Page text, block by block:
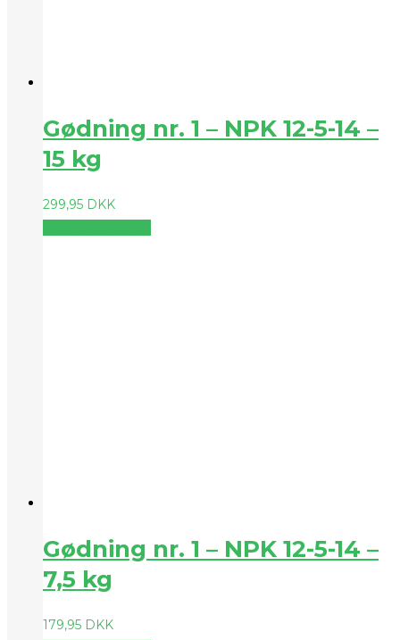
Gødning nr. 1 – NPK 12-5-14 –
15 kg
299,95 DKK
Gødning nr. 1 – NPK 12-5-14 –
7,5 kg
179,95 DKK